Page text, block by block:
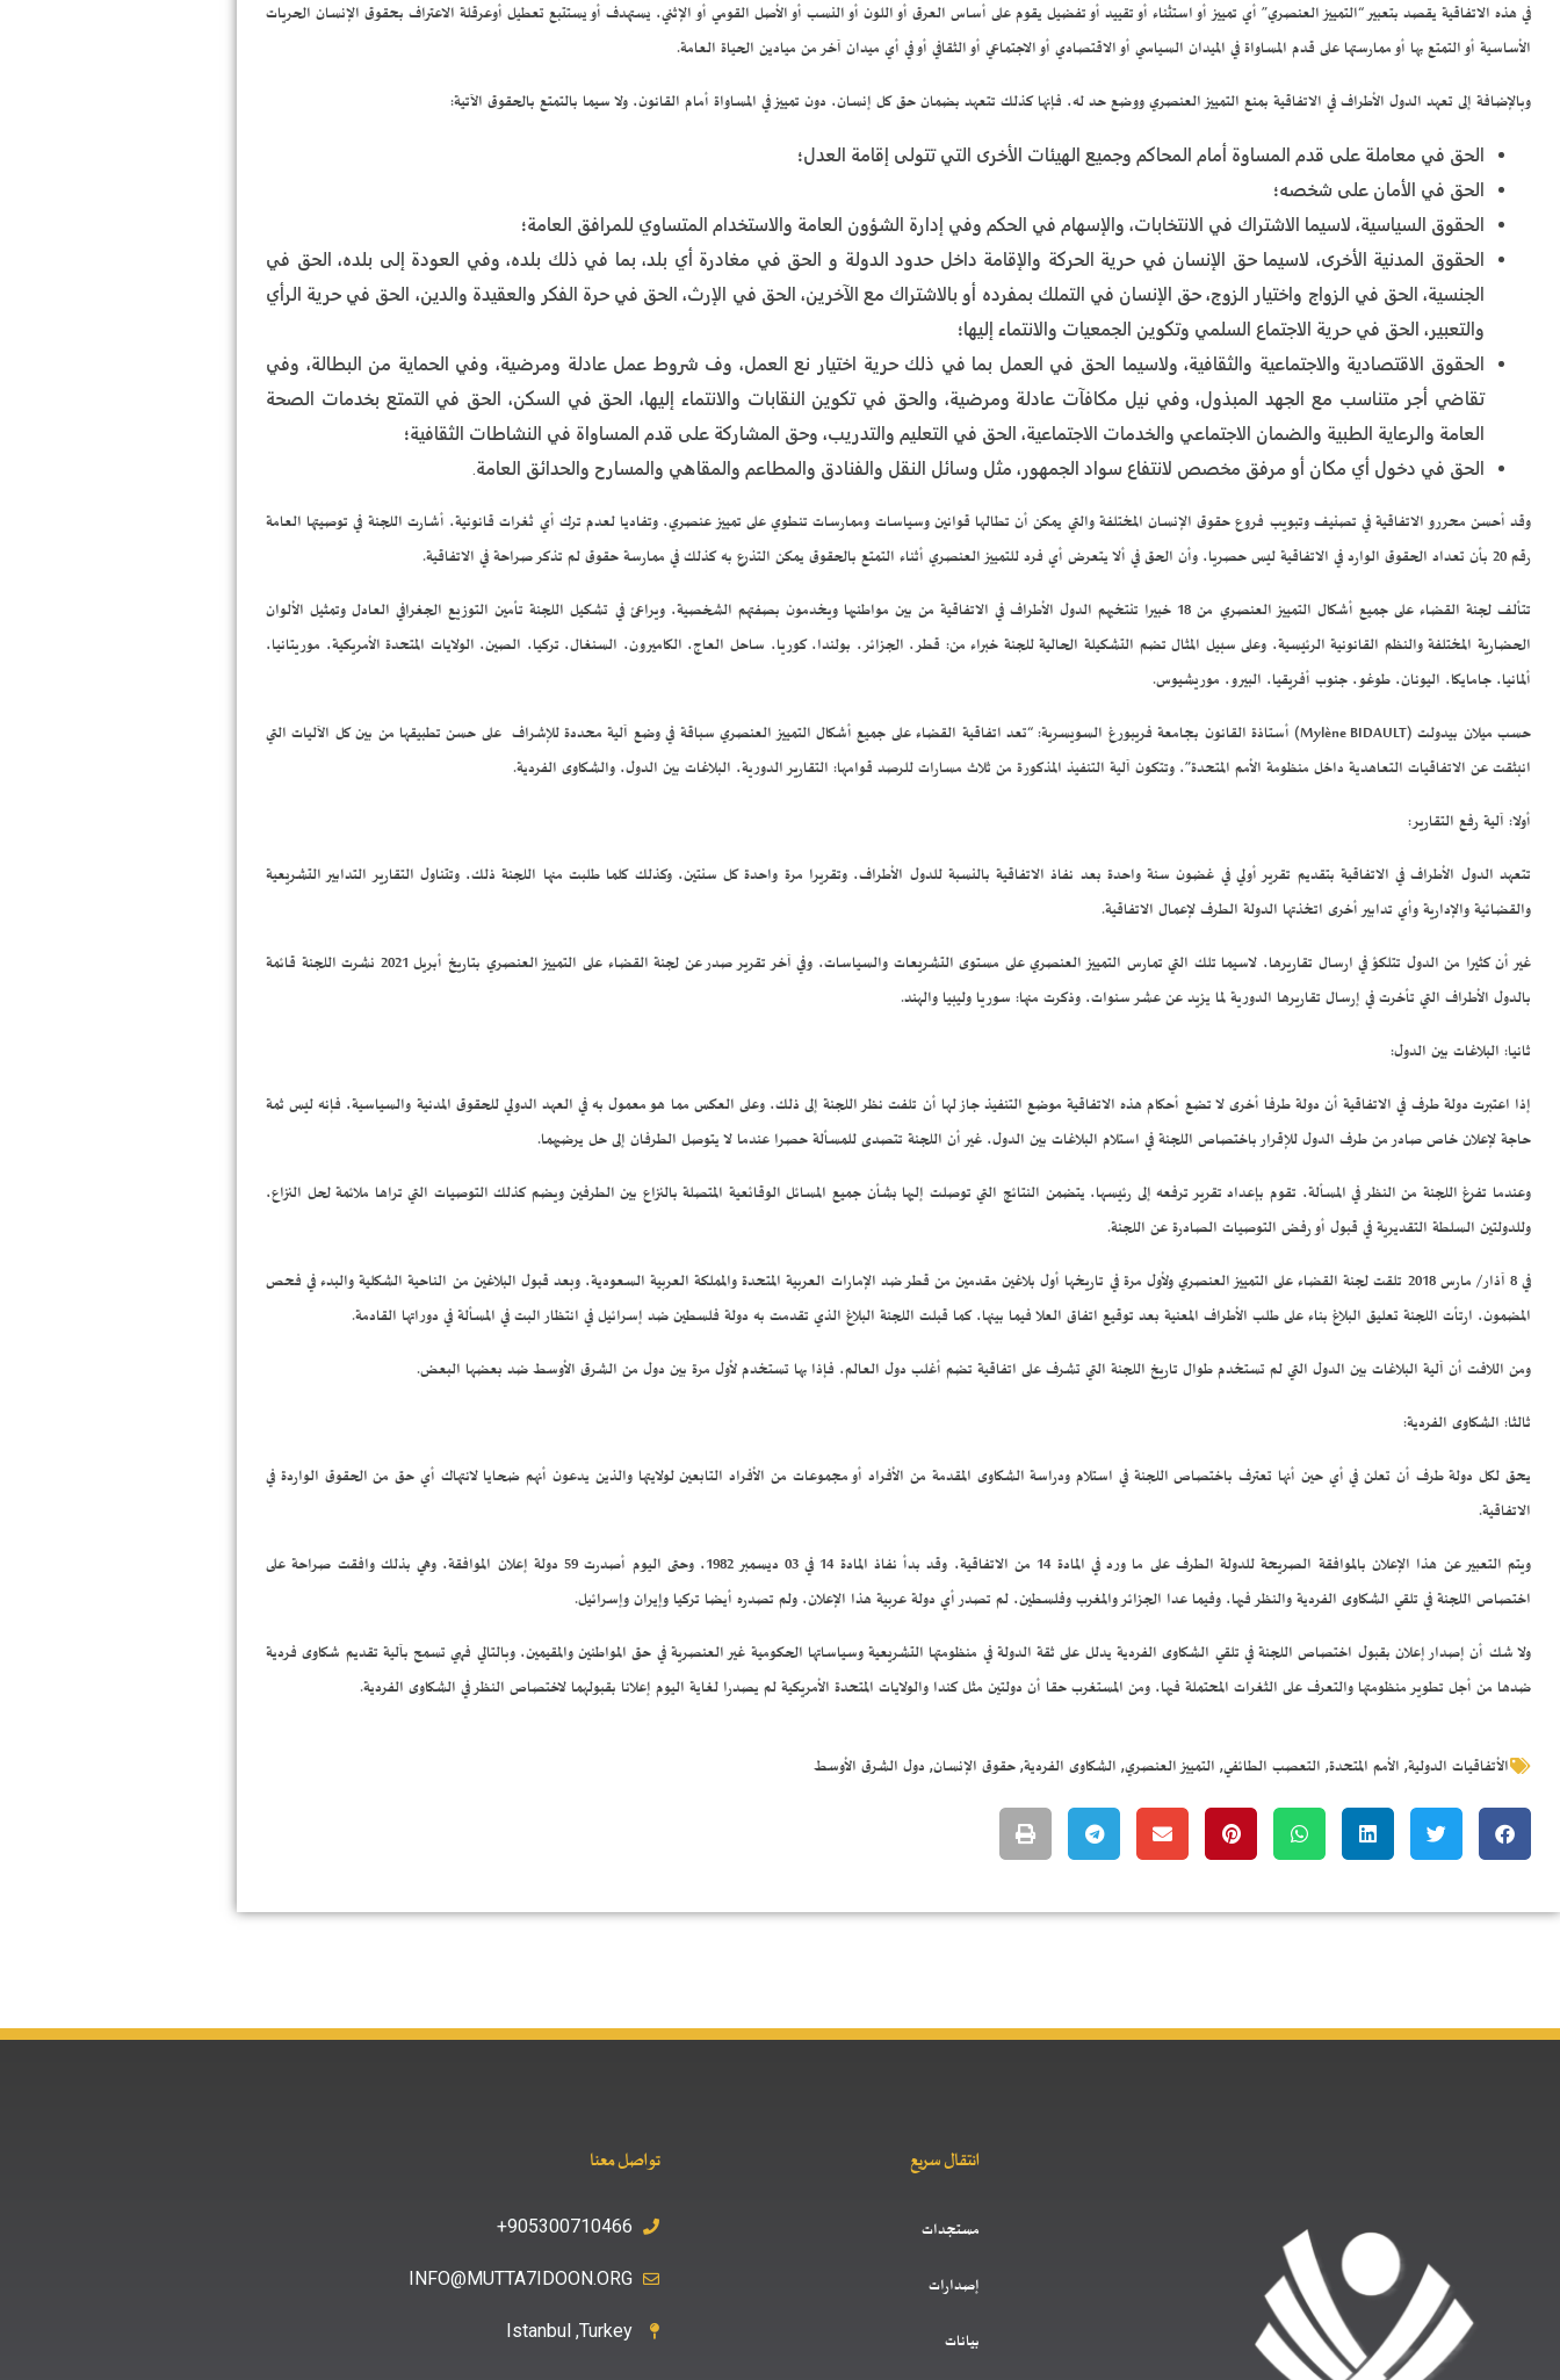
في هذه الاتفاقية يقصد بتعبير “التمييز العنصري” أي تمييز أو استثناء أو تقييد أو تفضيل يقوم على أساس العرق أو اللون أو النسب أو الأصل القومي أو الإثني، يستهدف أو يستتبع تعطيل أوعرقلة الاعتراف بحقوق الإنسان الحريات
الأساسية أو التمتع بها أو ممارستها على قدم المساواة في الميدان السياسي أو الاقتصادي أو الاجتماعي أو الثقافي أو في أي ميدان آخر من ميادين الحياة العامة.
وبالإضافة إلى تعهد الدول الأطراف في الاتفاقية بمنع التمييز العنصري ووضع حد له، فإنها كذلك تتعهد بضمان حق كل إنسان، دون تمييز في المساواة أمام القانون، ولا سيما بالتمتع بالحقوق الآتية:
الحق في معاملة على قدم المساوة أمام المحاكم وجميع الهيئات الأخرى التي تتولى إقامة العدل؛
الحق في الأمان على شخصه؛
الحقوق السياسية، لاسيما الاشتراك في الانتخابات، والإسهام في الحكم وفي إدارة الشؤون العامة والاستخدام المتساوي للمرافق العامة؛
الحقوق المدنية الأخرى، لاسيما حق الإنسان في حرية الحركة والإقامة داخل حدود الدولة و الحق في مغادرة أي بلد، بما في ذلك بلده، وفي العودة إلى بلده، الحق في
الجنسية، الحق في الزواج واختيار الزوج، حق الإنسان في التملك بمفرده أو بالاشتراك مع الآخرين، الحق في الإرث، الحق في حرة الفكر والعقيدة والدين، الحق في حرية الرأي
والتعبير، الحق في حرية الاجتماع السلمي وتكوين الجمعيات والانتماء إليها؛
الحقوق الاقتصادية والاجتماعية والثقافية، ولاسيما الحق في العمل بما في ذلك حرية اختيار نع العمل، وف شروط عمل عادلة ومرضية، وفي الحماية من البطالة، وفي
تقاضي أجر متناسب مع الجهد المبذول، وفي نيل مكافآت عادلة ومرضية، والحق في تكوين النقابات والانتماء إليها، الحق في السكن، الحق في التمتع بخدمات الصحة
العامة والرعاية الطبية والضمان الاجتماعي والخدمات الاجتماعية، الحق في التعليم والتدريب، وحق المشاركة على قدم المساواة في النشاطات الثقافية؛
الحق في دخول أي مكان أو مرفق مخصص لانتفاع سواد الجمهور، مثل وسائل النقل والفنادق والمطاعم والمقاهي والمسارح والحدائق العامة.
وقد أحسن محررو الاتفاقية في تصنيف وتبويب فروع حقوق الإنسان المختلفة والتي يمكن أن تطالها قوانين وسياسات وممارسات تنطوي على تمييز عنصري، وتفاديا لعدم ترك أي ثغرات قانونية، أشارت اللجنة في توصيتها العامة
رقم 20 بأن تعداد الحقوق الوارد في الاتفاقية ليس حصريا، وأن الحق في ألا يتعرض أي فرد للتمييز العنصري أثناء التمتع بالحقوق يمكن التذرع به كذلك في ممارسة حقوق لم تذكر صراحة في الاتفاقية.
تتألف لجنة القضاء على جميع أشكال التمييز العنصري من 18 خبيرا تنتخبهم الدول الأطراف في الاتفاقية من بين مواطنيها ويخدمون بصفتهم الشخصية، ويراعئ في تشكيل اللجنة تأمين التوزيع الجغرافي العادل وتمثيل الألوان
الحضارية المختلفة والنظم القانونية الرئيسية، وعلى سبيل المثال تضم التشكيلة الحالية للجنة خبراء من: قطر، الجزائر، بولندا، كوريا، ساحل العاج، الكاميرون، السنغال، تركيا، الصين، الولايات المتحدة الأمريكية، موريتانيا،
ألمانيا، جامايكا، اليونان، طوغو، جنوب أفريقيا، البيرو، موريشيوس.
حسب ميلان بيدولت (Mylène BIDAULT) أستاذة القانون بجامعة فريبورغ السويسرية: “تعد اتفاقية القضاء على جميع أشكال التمييز العنصري سباقة في وضع آلية محددة للإشراف على حسن تطبيقها من بين كل الآليات التي
انبثقت عن الاتفاقيات التعاهدية داخل منظومة الأمم المتحدة”، وتتكون آلية التنفيذ المذكورة من ثلاث مسارات للرصد قوامها: التقارير الدورية، البلاغات بين الدول، والشكاوى الفردية.
أولا: آلية رفع التقارير:
تتعهد الدول الأطراف في الاتفاقية بتقديم تقرير أولي في غضون سنة واحدة بعد نفاذ الاتفاقية بالنسبة للدول الأطراف، وتقريرا مرة واحدة كل سنتين، وكذلك كلما طلبت منها اللجنة ذلك، وتتناول التقارير التدابير التشريعية
والقضائية والإدارية وأي تدابير أخرى اتخذتها الدولة الطرف لإعمال الاتفاقية.
غير أن كثيرا من الدول تتلكؤ في ارسال تقاريرها، لاسيما تلك التي تمارس التمييز العنصري على مستوى التشريعات والسياسات، وفي آخر تقرير صدر عن لجنة القضاء على التمييز العنصري بتاريخ أبريل 2021 نشرت اللجنة قائمة
بالدول الأطراف التي تأخرت في إرسال تقاريرها الدورية لما يزيد عن عشر سنوات، وذكرت منها: سوريا وليبيا والهند.
ثانيا: البلاغات بين الدول:
إذا اعتبرت دولة طرف في الاتفاقية أن دولة طرفا أخرى لا تضع أحكام هذه الاتفاقية موضع التنفيذ جاز لها أن تلفت نظر اللجنة إلى ذلك، وعلى العكس مما هو معمول به في العهد الدولي للحقوق المدنية والسياسية، فإنه ليس ثمة
حاجة لإعلان خاص صادر من طرف الدول للإقرار باختصاص اللجنة في استلام البلاغات بين الدول، غير أن اللجنة تتصدى للمسألة حصرا عندما لا يتوصل الطرفان إلى حل يرضيهما.
وعندما تفرغ اللجنة من النظر في المسألة، تقوم بإعداد تقرير ترفعه إلى رئيسها، يتضمن النتائج التي توصلت إليها بشأن جميع المسائل الوقائعية المتصلة بالنزاع بين الطرفين ويضم كذلك التوصيات التي تراها ملائمة لحل النزاع،
وللدولتين السلطة التقديرية في قبول أو رفض التوصيات الصادرة عن اللجنة.
في 8 آذار/ مارس 2018 تلقت لجنة القضاء على التمييز العنصري ولأول مرة في تاريخها أول بلاغين مقدمين من قطر ضد الإمارات العربية المتحدة والمملكة العربية السعودية، وبعد قبول البلاغين من الناحية الشكلية والبدء في فحص
المضمون، ارتأت اللجنة تعليق البلاغ بناء على طلب الأطراف المعنية بعد توقيع اتفاق العلا فيما بينها، كما قبلت اللجنة البلاغ الذي تقدمت به دولة فلسطين ضد إسرائيل في انتظار البت في المسألة في دوراتها القادمة.
ومن اللافت أن آلية البلاغات بين الدول التي لم تستخدم طوال تاريخ اللجنة التي تشرف على اتفاقية تضم أغلب دول العالم، فإذا بها تستخدم لأول مرة بين دول من الشرق الأوسط ضد بعضها البعض.
ثالثا: الشكاوى الفردية:
يحق لكل دولة طرف أن تعلن في أي حين أنها تعترف باختصاص اللجنة في استلام ودراسة الشكاوى المقدمة من الأفراد أو مجموعات من الأفراد التابعين لولايتها والذين يدعون أنهم ضحايا لانتهاك أي حق من الحقوق الواردة في
الاتفاقية.
ويتم التعبير عن هذا الإعلان بالموافقة الصريحة للدولة الطرف على ما ورد في المادة 14 من الاتفاقية، وقد بدأ نفاذ المادة 14 في 03 ديسمبر 1982، وحتى اليوم أصدرت 59 دولة إعلان الموافقة، وهي بذلك وافقت صراحة على
اختصاص اللجنة في تلقي الشكاوى الفردية والنظر فيها، وفيما عدا الجزائر والمغرب وفلسطين، لم تصدر أي دولة عربية هذا الإعلان، ولم تصدره أيضا تركيا وإيران وإسرائيل.
ولا شك أن إصدار إعلان بقبول اختصاص اللجنة في تلقي الشكاوى الفردية يدلل على ثقة الدولة في منظومتها التشريعية وسياساتها الحكومية غير العنصرية في حق المواطنين والمقيمين، وبالتالي فهي تسمح بآلية تقديم شكاوى فردية
ضدها من أجل تطوير منظومتها والتعرف على الثغرات المحتملة فيها، ومن المستغرب حقا أن دولتين مثل كندا والولايات المتحدة الأمريكية لم يصدرا لغاية اليوم إعلانا بقبولهما لاختصاص النظر في الشكاوى الفردية.
الأتفاقيات الدولية, الأمم المتحدة, التعصب الطائفي, التمييز العنصري, الشكاوى الفردية, حقوق الإنسان, دول الشرق الأوسط
انتقال سريع
مستجدات
إصدارات
بيانات
تواصل معنا
905300710466+
INFO@MUTTA7IDOON.ORG
Istanbul ,Turkey